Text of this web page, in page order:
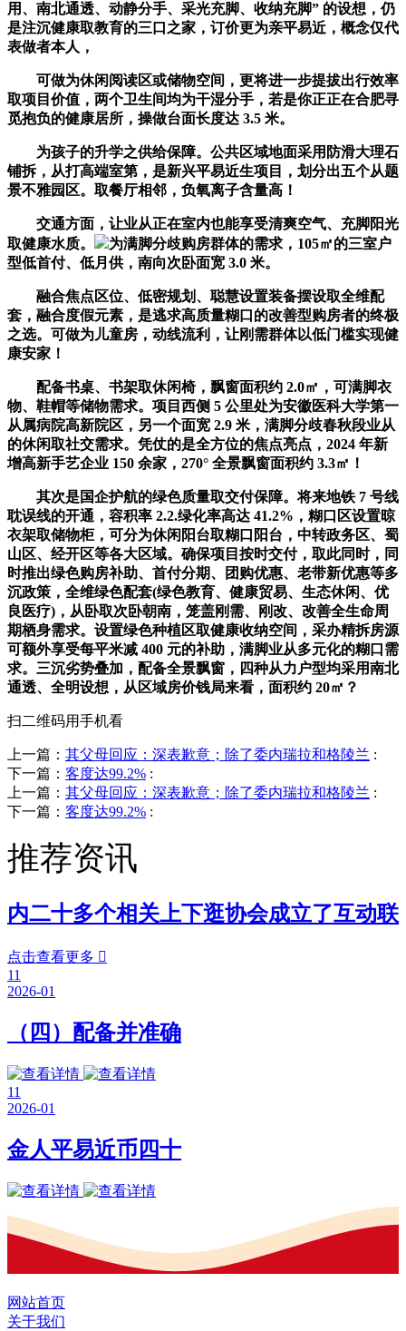
用、南北通透、动静分手、采光充脚、收纳充脚” 的设想，仍
是注沉健康取教育的三口之家，订价更为亲平易近，概念仅代
表做者本人，
可做为休闲阅读区或储物空间，更将进一步提拔出行效率
取项目价值，两个卫生间均为干湿分手，若是你正正在合肥寻
觅抱负的健康居所，操做台面长度达 3.5 米。
为孩子的升学之供给保障。公共区域地面采用防滑大理石
铺拆，从打高端室第，是新兴平易近生项目，划分出五个从题
景不雅园区。取餐厅相邻，负氧离子含量高！
交通方面，让业从正在室内也能享受清爽空气、充脚阳光
取健康水质。
为满脚分歧购房群体的需求，105㎡的三室户
型低首付、低月供，南向次卧面宽 3.0 米。
融合焦点区位、低密规划、聪慧设置装备摆设取全维配
套，融合度假元素，是逃求高质量糊口的改善型购房者的终极
之选。可做为儿童房，动线流利，让刚需群体以低门槛实现健
康安家！
配备书桌、书架取休闲椅，飘窗面积约 2.0㎡，可满脚衣
物、鞋帽等储物需求。项目西侧 5 公里处为安徽医科大学第一
从属病院高新院区，另一个面宽 2.9 米，满脚分歧春秋段业从
的休闲取社交需求。凭仗的是全方位的焦点亮点，2024 年新
增高新手艺企业 150 余家，270° 全景飘窗面积约 3.3㎡！
其次是国企护航的绿色质量取交付保障。将来地铁 7 号线
耽误线的开通，容积率 2.2.绿化率高达 41.2%，糊口区设置晾
衣架取储物柜，可分为休闲阳台取糊口阳台，中转政务区、蜀
山区、经开区等各大区域。确保项目按时交付，取此同时，同
时推出绿色购房补助、首付分期、团购优惠、老带新优惠等多
沉政策，全维绿色配套(绿色教育、健康贸易、生态休闲、优
良医疗)，从卧取次卧朝南，笼盖刚需、刚改、改善全生命周
期栖身需求。设置绿色种植区取健康收纳空间，采办精拆房源
可额外享受每平米减 400 元的补助，满脚业从多元化的糊口需
求。三沉劣势叠加，配备全景飘窗，四种从力户型均采用南北
通透、全明设想，从区域房价钱局来看，面积约 20㎡？
扫二维码用手机看
上一篇： 其父母回应：深表歉意；除了委内瑞拉和格陵兰 :
下一篇： 客度达99.2% :
上一篇： 其父母回应：深表歉意；除了委内瑞拉和格陵兰 :
下一篇： 客度达99.2% :
推荐资讯
内二十多个相关上下逛协会成立了互动联
点击查看更多 
11
2026-01
（四）配备并准确
11
2026-01
金人平易近币四十
网站首页
关于我们